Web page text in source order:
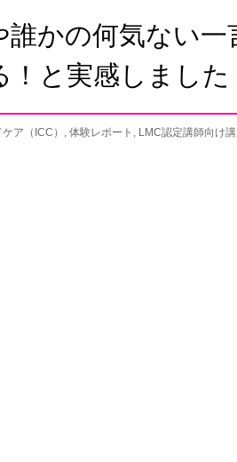
誰かの何気ない
！と実感しました
ア（ICC） , 体験レポート , LMC認定講師向け